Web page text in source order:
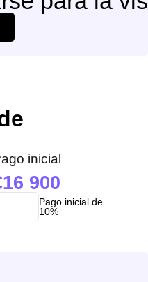
inicial
16 900
Pago inicial de
10%